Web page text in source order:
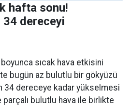
hafta sonu!
dereceyi
sıcak hava etkisini
bugün az bulutlu bir gökyüzü
34 dereceye kadar yükselmesi
parçalı bulutlu hava ile birlikte